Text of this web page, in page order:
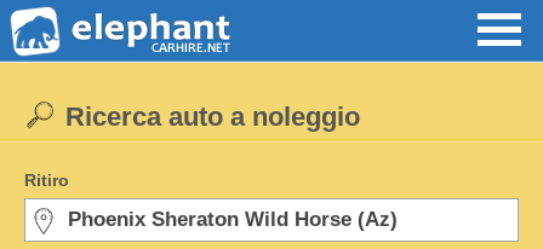
Ricerca auto a noleggio
Ritiro